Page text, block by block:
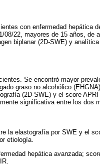
con enfermedad hepática
08/22, mayores de 15 años, de
biplanar (2D-SWE) y
Se encontró mayor
graso no alcohólico
(2D-SWE) y el score
significativa entre los dos
la elastografía por SWE y el
etiología.
hepática avanzada;